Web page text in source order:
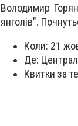
Володимир
янголів".
Коли: 21
Де:
Квитки за